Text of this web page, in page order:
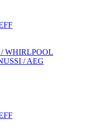
WHIRLPOOL
/ AEG